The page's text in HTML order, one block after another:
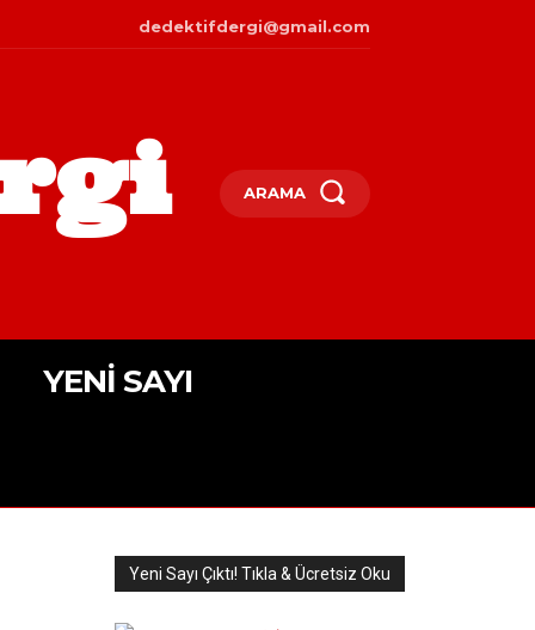
dedektifdergi@gmail.com
ARAMA
YENI SAYI
Yeni Sayı Çıktı! Tıkla & Ücretsiz Oku